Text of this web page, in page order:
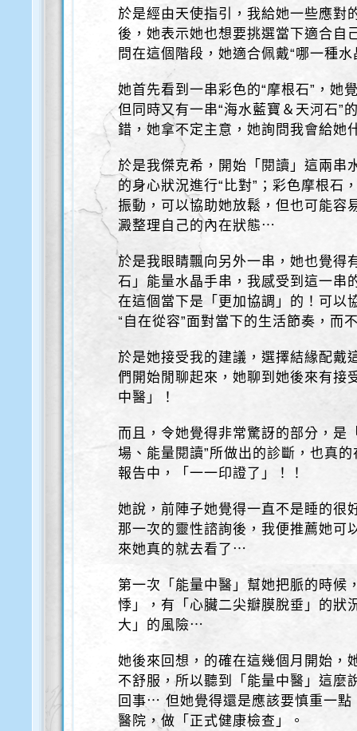
於是經由天使指引，我給她一些應對
後，她表示她也想要挑選當下適合自
問在這個階段，她適合佩戴“哪一種水
她首先看到一串彩色的“摩根石”，她
但同時又有一串“海水藍寶＆天河石”
錯，她拿不定主意，她詢問我會給她
於是我傑克希，開始「閱讀」這兩串
的身心狀況進行“比對”；彩色摩根石
振動，可以協助她放鬆，但也可能容
澱整理自己的內在狀態⋯
於是我眼睛飄向另外一串，她也覺得
石」能量水晶手串，我感受到這一串
在這個當下是「更加協調」的！可以
“自在從容”面對當下的生活節奏，而
於是她接受我的建議，選擇結緣配戴
們開始閒聊起來，她聊到她後來有接
中醫」！
而且，令她覺得非常驚訝的部分，是
場、能量閱讀”所做出的診斷，也真
報告中，「一一印證了」！！
她說，前陣子她覺得一直不是睡的很
那一次的靈性諮詢後，我便推薦她可
來她真的就去看了⋯
第一次「能量中醫」幫她把脈的時候
悸」，有「心臟二尖瓣膜脫垂」的狀
大」的風險⋯
她後來回想，的確在這幾個月開始，
不舒服，所以聽到「能量中醫」這麼
回事⋯ 但她覺得還是應該要慎重一點
醫院，做「正式健康檢查」。